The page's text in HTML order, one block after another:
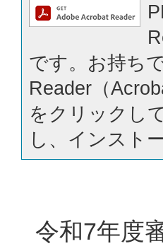
です。お持ち
Reader（
をクリックし
し、インスト
令和7年度